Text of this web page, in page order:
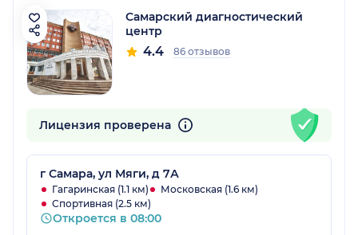
Самарский диагностический
центр
4.4 86 отзывов
Лицензия проверена
г Самара, ул Мяги, д 7А
Гагаринская (1.1 км)
Московская (1.6 км)
Спортивная (2.5 км)
Откроется в 08:00